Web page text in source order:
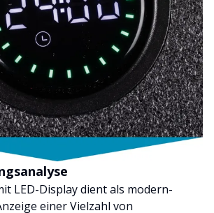
LED-Display dient als modern-
einer Vielzahl von